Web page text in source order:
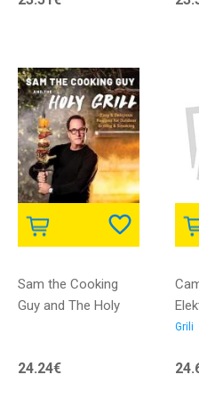
Sam the Cooking
Guy and The Holy
24.24€
Grili